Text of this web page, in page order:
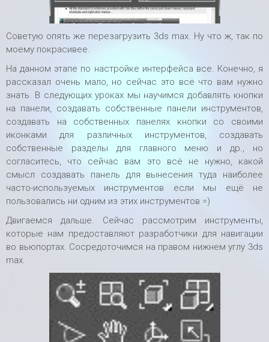
Советую опять же перезагрузить 3ds max. Ну что ж, так по
моему покрасивее.
На данном этапе по настройке интерфейса все. Конечно, я
рассказал очень мало, но сейчас это всё что вам нужно
знать. В следующих уроках мы научимся добавлять кнопки
на панели, создавать собственные панели инструментов,
создавать на собственных панелях кнопки со своими
иконками для различных инструментов, создавать
собственные разделы для главного меню и др., но
согласитесь, что сейчас вам это всё не нужно, какой
смысл создавать панель для вынесения туда наиболее
часто-используемых инструментов если мы ещё не
пользовались ни одним из этих инструментов =)
Двигаемся дальше. Сейчас рассмотрим инструменты,
которые нам предоставляют разработчики для навигации
во вьюпортах. Сосредоточимся на правом нижнем углу 3ds
max.